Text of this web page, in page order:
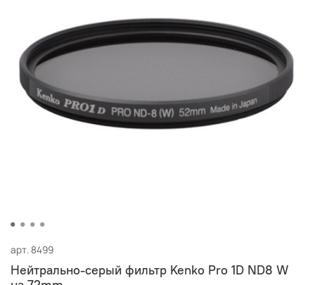
арт.8499
Нейтрально-серый фильтр Kenko Pro 1D ND8 W